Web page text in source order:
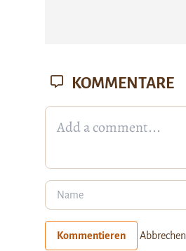
KOMMENTARE
Kommentieren Abbrechen